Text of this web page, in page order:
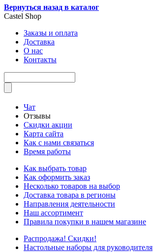
Вернуться назад в каталог
Castel Shop
Заказы и оплата
Доставка
О нас
Контакты
Чат
Отзывы
Скидки акции
Карта сайта
Как с нами связаться
Время работы
Как выбрать товар
Как оформить заказ
Несколько товаров на выбор
Доставка товара в регионы
Направления деятельности
Наш ассортимент
Правила покупки в нашем магазине
Распродажа! Скидки!
Настольные наборы для руководителя